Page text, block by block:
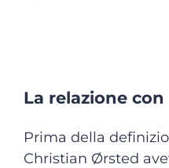
La relazione
Prima della
Christian Ørsted